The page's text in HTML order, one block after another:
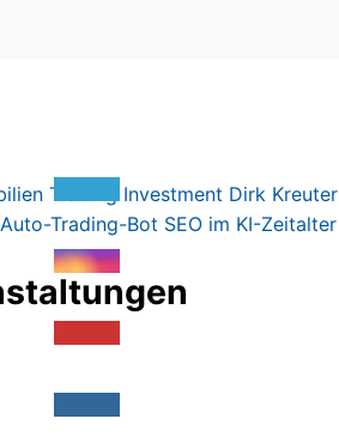
Trading Investment Dirk Kreuter
Auto-Trading-Bot SEO im KI-Zeitalter